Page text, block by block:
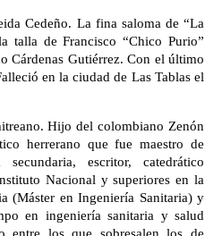
Cedeño. La fina saloma de “La
talla de Francisco “Chico Purio”
Cárdenas Gutiérrez. Con el último
en la ciudad de Las Tablas el
Hijo del colombiano Zenón
herrerano que fue maestro de
escritor, catedrático
Nacional y superiores en la
(Máster en Ingeniería Sanitaria) y
en ingeniería sanitaria y salud
entre los que sobresalen los de